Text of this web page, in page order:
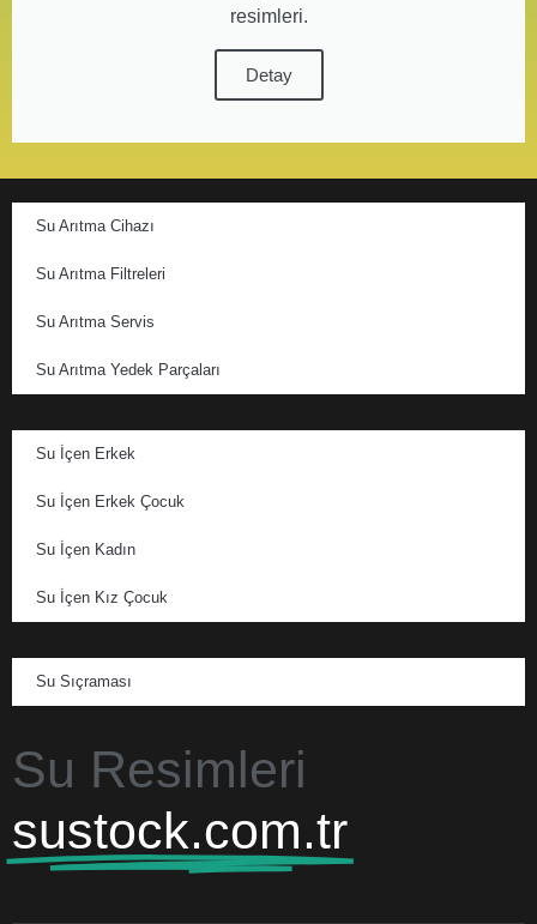
resimleri.
Detay
Su Arıtma Cihazı
Su Arıtma Filtreleri
Su Arıtma Servis
Su Arıtma Yedek Parçaları
Su İçen Erkek
Su İçen Erkek Çocuk
Su İçen Kadın
Su İçen Kız Çocuk
Su Sıçraması
Su Resimleri
sustock.com.tr